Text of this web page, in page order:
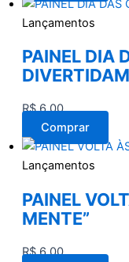
Lançamentos
PAINEL DIA
R$6,00
Comprar
Lançamentos
PAINEL
MENTE”
R$6,00